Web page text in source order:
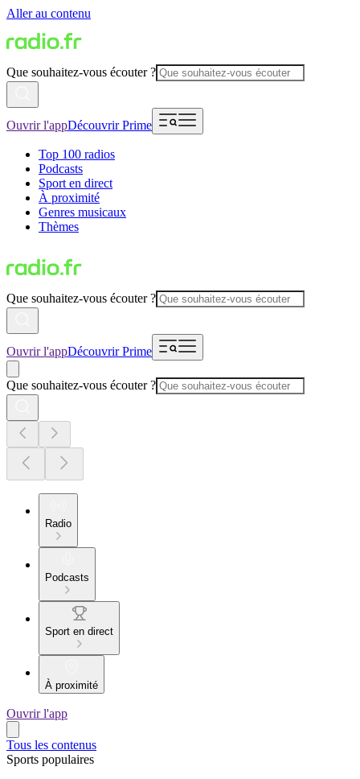
Aller au contenu
Que souhaitez-vous écouter ?
Ouvrir l'appDécouvrir Prime
Top 100 radios
Podcasts
Sport en direct
À proximité
Genres musicaux
Thèmes
Que souhaitez-vous écouter ?
Ouvrir l'appDécouvrir Prime
Que souhaitez-vous écouter ?
Radio
Podcasts
Sport en direct
À proximité
Ouvrir l'app
Tous les contenus
Sports populaires